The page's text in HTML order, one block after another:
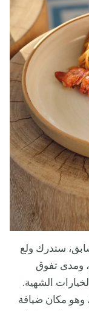
ستدرك ولع
ومدى تفوق
الشهية.
وهنا، يبرز مطعم مي الكائن في الطابق 36، وهو مكان ضيافة